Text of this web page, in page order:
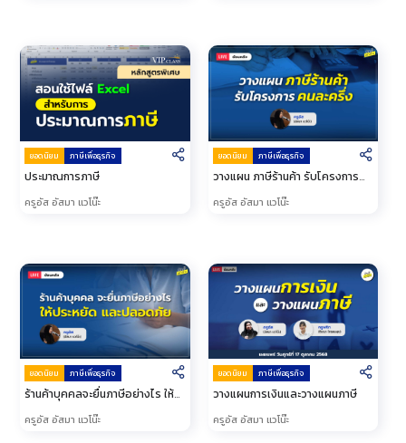
ยอดนิยม ภาษีเพื่อธุรกิจ
ประมาณการภาษี
ครูอัส อัสมา แวโน๊ะ
ยอดนิยม ภาษีเพื่อธุรกิจ
วางแผน ภาษีร้านค้า รับโครงการ
ครูอัส อัสมา แวโน๊ะ
ยอดนิยม ภาษีเพื่อธุรกิจ
ร้านค้าบุคคลจะยื่นภาษีอย่างไร ให้
ครูอัส อัสมา แวโน๊ะ
ยอดนิยม ภาษีเพื่อธุรกิจ
วางแผนการเงินและวางแผนภาษี
ครูอัส อัสมา แวโน๊ะ